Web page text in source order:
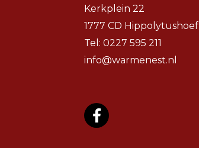
Kerkplein 22
1777 CD Hippolytushoef
Tel: 0227 595 211
info@warmenest.nl